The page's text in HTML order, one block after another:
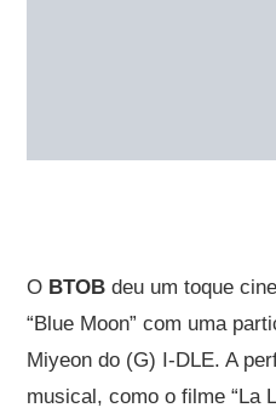
O BTOB deu um toque
“Blue Moon” com uma
Miyeon do (G) I-DLE. A
musical, como o filme “La